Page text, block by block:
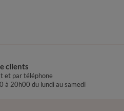
clients
et par téléphone
à 20h00 du lundi au samedi